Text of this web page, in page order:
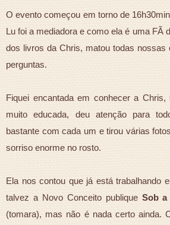
O evento começou em torno de
Lu foi a mediadora e como ela é uma FÃ
dos livros da Chris, matou todas nossas
perguntas.
Fiquei encantada em conhecer a
muito educada, deu atenção para
bastante com cada um e tirou várias
sorriso enorme no rosto.
Ela nos contou que já está trabalhando
talvez a Novo Conceito publiqueSob a
(tomara), mas não é nada certo ainda.